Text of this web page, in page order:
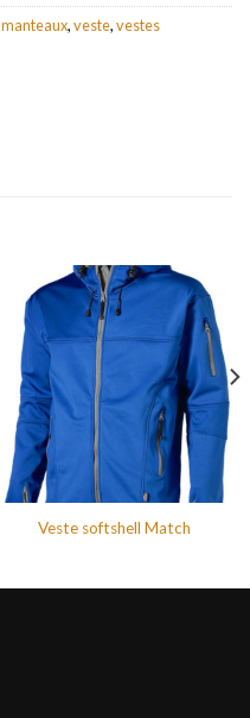
manteaux,veste,vestes
Veste softshell Match